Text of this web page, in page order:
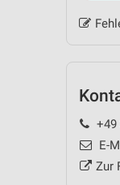
+49
E-
Zur